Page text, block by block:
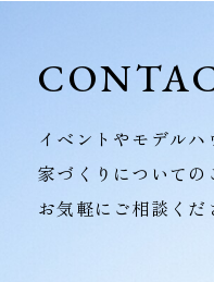
イベントやモデルハ
家づくりについての
お気軽にご相談くだ